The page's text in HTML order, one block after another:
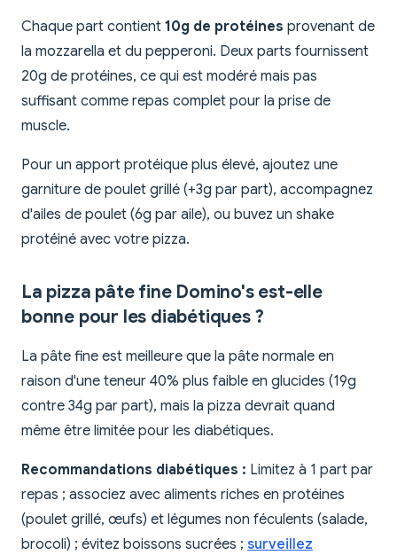
Chaque part contient 10g de protéines provenant de
la mozzarella et du pepperoni. Deux parts fournissent
20g de protéines, ce qui est modéré mais pas
suffisant comme repas complet pour la prise de
muscle.
Pour un apport protéique plus élevé, ajoutez une
garniture de poulet grillé (+3g par part), accompagnez
d'ailes de poulet (6g par aile), ou buvez un shake
protéiné avec votre pizza.
La pizza pâte fine Domino's est-elle
bonne pour les diabétiques ?
La pâte fine est meilleure que la pâte normale en
raison d'une teneur 40% plus faible en glucides (19g
contre 34g par part), mais la pizza devrait quand
même être limitée pour les diabétiques.
Recommandations diabétiques : Limitez à 1 part par
repas ; associez avec aliments riches en protéines
(poulet grillé, œufs) et légumes non féculents (salade,
brocoli) ; évitez boissons sucrées ; surveillez